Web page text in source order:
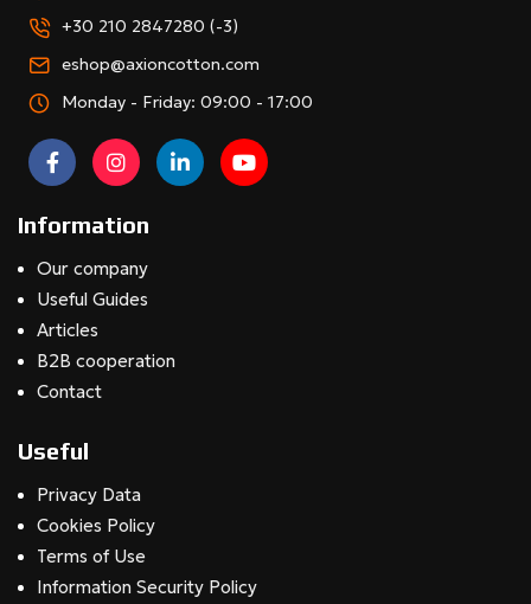
+30 210 2847280 (-3)
eshop@axioncotton.com
Monday - Friday: 09:00 - 17:00
Information
Our company
Useful Guides
Articles
B2B cooperation
Contact
Useful
Privacy Data
Cookies Policy
Terms of Use
Information Security Policy